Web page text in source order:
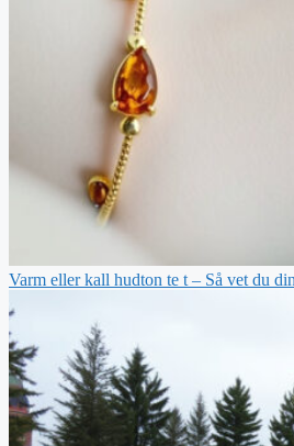
Varm eller kall hudton te t – Så vet du